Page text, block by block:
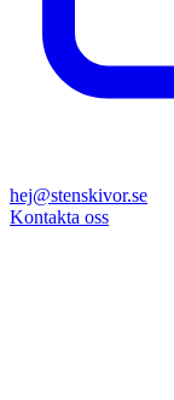
hej@stenskivor.se
Kontakta oss